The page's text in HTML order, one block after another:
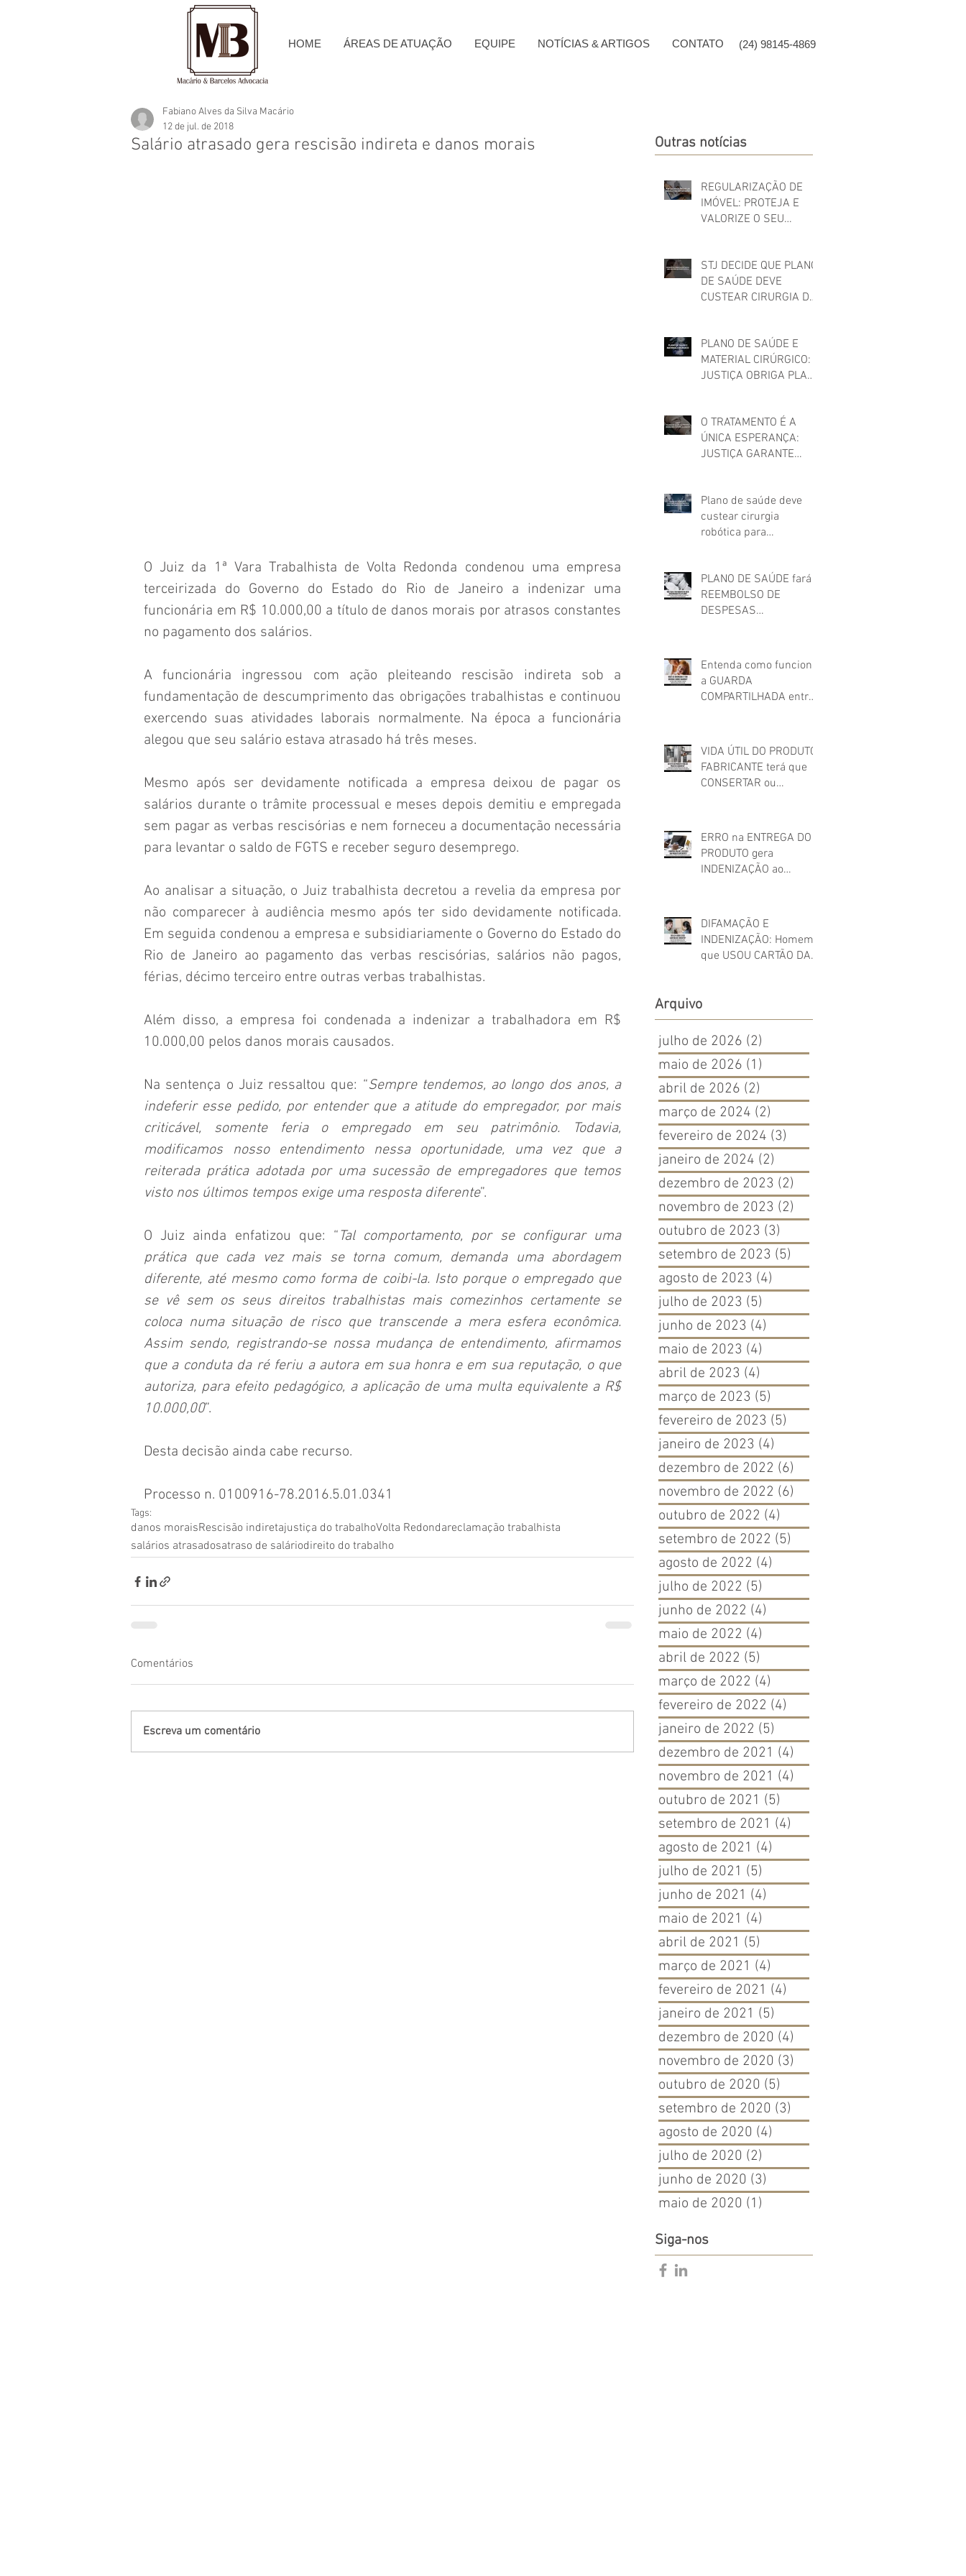
HOME ÁREAS DE ATUAÇÃO EQUIPE NOTÍCIAS & ARTIGOS CONTATO (24) 98145-4869
Salário atrasado gera rescisão indireta e danos morais
Fabiano Alves da Silva Macário
12 de jul. de 2018
O Juiz da 1ª Vara Trabalhista de Volta Redonda condenou uma empresa
terceirizada do Governo do Estado do Rio de Janeiro a indenizar uma
funcionária em R$ 10.000,00 a título de danos morais por atrasos constantes
no pagamento dos salários.
A funcionária ingressou com ação pleiteando rescisão indireta sob a
fundamentação de descumprimento das obrigações trabalhistas e continuou
exercendo suas atividades laborais normalmente. Na época a funcionária
alegou que seu salário estava atrasado há três meses.
Mesmo após ser devidamente notificada a empresa deixou de pagar os
salários durante o trâmite processual e meses depois demitiu e empregada
sem pagar as verbas rescisórias e nem forneceu a documentação necessária
para levantar o saldo de FGTS e receber seguro desemprego.
Ao analisar a situação, o Juiz trabalhista decretou a revelia da empresa por
não comparecer à audiência mesmo após ter sido devidamente notificada.
Em seguida condenou a empresa e subsidiariamente o Governo do Estado do
Rio de Janeiro ao pagamento das verbas rescisórias, salários não pagos,
férias, décimo terceiro entre outras verbas trabalhistas.
Além disso, a empresa foi condenada a indenizar a trabalhadora em R$
10.000,00 pelos danos morais causados.
Na sentença o Juiz ressaltou que: “Sempre tendemos, ao longo dos anos, a
indeferir esse pedido, por entender que a atitude do empregador, por mais
criticável, somente feria o empregado em seu patrimônio. Todavia,
modificamos nosso entendimento nessa oportunidade, uma vez que a
reiterada prática adotada por uma sucessão de empregadores que temos
visto nos últimos tempos exige uma resposta diferente”.
O Juiz ainda enfatizou que: “Tal comportamento, por se configurar uma
prática que cada vez mais se torna comum, demanda uma abordagem
diferente, até mesmo como forma de coibi-la. Isto porque o empregado que
se vê sem os seus direitos trabalhistas mais comezinhos certamente se
coloca numa situação de risco que transcende a mera esfera econômica.
Assim sendo, registrando-se nossa mudança de entendimento, afirmamos
que a conduta da ré feriu a autora em sua honra e em sua reputação, o que
autoriza, para efeito pedagógico, a aplicação de uma multa equivalente a R$
10.000,00”.
Desta decisão ainda cabe recurso.
Processo n. 0100916-78.2016.5.01.0341
Tags:
danos moraisRescisão indiretajustiça do trabalhoVolta Redondareclamação trabalhista
salários atrasadosatraso de saláriodireito do trabalho
Comentários
Escreva um comentário
Outras notícias
REGULARIZAÇÃO DE
IMÓVEL: PROTEJA E
VALORIZE O SEU
STJ DECIDE QUE PLANO
DE SAÚDE DEVE
CUSTEAR CIRURGIA DE
PLANO DE SAÚDE E
MATERIAL CIRÚRGICO:
JUSTIÇA OBRIGA PLANO
EM CIRURGIA
O TRATAMENTO É A
ÚNICA ESPERANÇA:
JUSTIÇA GARANTE
Plano de saúde deve
custear cirurgia
robótica para
PLANO DE SAÚDE fará
REEMBOLSO DE
DESPESAS
não credenciado!
Entenda como funciona
a GUARDA
COMPARTILHADA entre
conjugal
VIDA ÚTIL DO PRODUTO:
FABRICANTE terá que
CONSERTAR ou
DEFEITO FORA DO
PRAZO DE GARANTIA
ERRO na ENTREGA DO
PRODUTO gera
INDENIZAÇÃO ao
DIFAMAÇÃO E
INDENIZAÇÃO: Homem
que USOU CARTÃO DA
indenizá-la
Arquivo
julho de 2026 (2)
maio de 2026 (1)
abril de 2026 (2)
março de 2024 (2)
fevereiro de 2024 (3)
janeiro de 2024 (2)
dezembro de 2023 (2)
novembro de 2023 (2)
outubro de 2023 (3)
setembro de 2023 (5)
agosto de 2023 (4)
julho de 2023 (5)
junho de 2023 (4)
maio de 2023 (4)
abril de 2023 (4)
março de 2023 (5)
fevereiro de 2023 (5)
janeiro de 2023 (4)
dezembro de 2022 (6)
novembro de 2022 (6)
outubro de 2022 (4)
setembro de 2022 (5)
agosto de 2022 (4)
julho de 2022 (5)
junho de 2022 (4)
maio de 2022 (4)
abril de 2022 (5)
março de 2022 (4)
fevereiro de 2022 (4)
janeiro de 2022 (5)
dezembro de 2021 (4)
novembro de 2021 (4)
outubro de 2021 (5)
setembro de 2021 (4)
agosto de 2021 (4)
julho de 2021 (5)
junho de 2021 (4)
maio de 2021 (4)
abril de 2021 (5)
março de 2021 (4)
fevereiro de 2021 (4)
janeiro de 2021 (5)
dezembro de 2020 (4)
novembro de 2020 (3)
outubro de 2020 (5)
setembro de 2020 (3)
agosto de 2020 (4)
julho de 2020 (2)
junho de 2020 (3)
maio de 2020 (1)
Siga-nos